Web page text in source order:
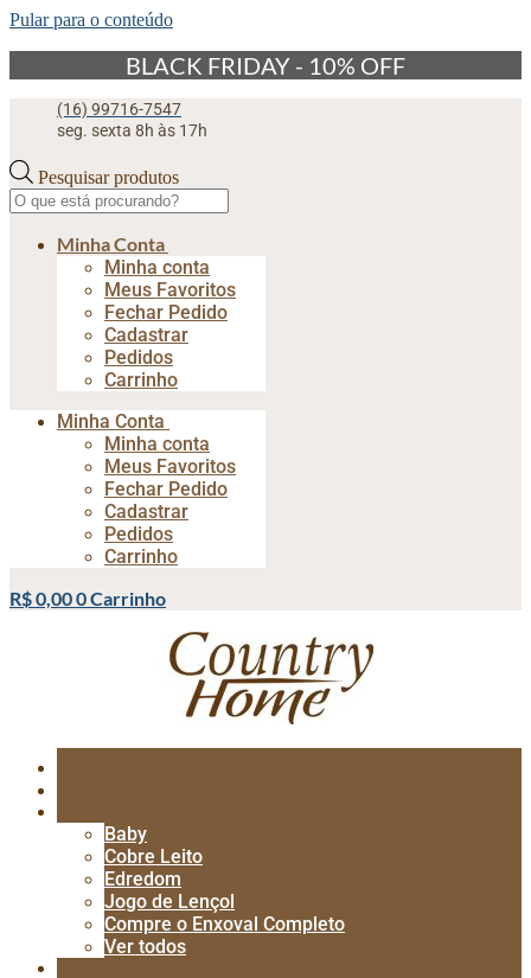
Pular para o conteúdo
BLACK FRIDAY - 10% OFF
(16) 99716-7547
seg. sexta 8h às 17h
Pesquisar produtos
Minha Conta
Minha conta
Meus Favoritos
Fechar Pedido
Cadastrar
Pedidos
Carrinho
Minha Conta
Minha conta
Meus Favoritos
Fechar Pedido
Cadastrar
Pedidos
Carrinho
R$0,000Carrinho
Baby
Cobre Leito
Edredom
Jogo de Lençol
Compre o Enxoval Completo
Ver todos